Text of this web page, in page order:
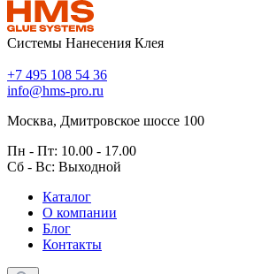
Системы Нанесения Клея
+7 495 108 54 36
info@hms-pro.ru
Москва, Дмитровское шоссе 100
Пн - Пт: 10.00 - 17.00
Сб - Вс: Выходной
Каталог
О компании
Блог
Контакты